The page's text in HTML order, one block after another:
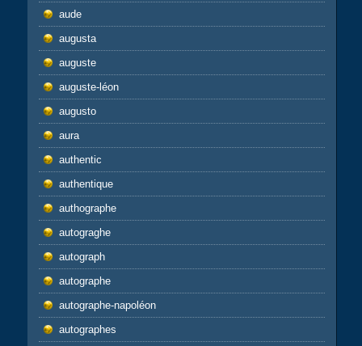
aude
augusta
auguste
auguste-léon
augusto
aura
authentic
authentique
authographe
autograghe
autograph
autographe
autographe-napoléon
autographes